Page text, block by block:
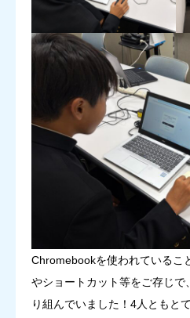
Chromebookを使われているこ
やショートカット等をご存じで
り組んでいました！4人ともと